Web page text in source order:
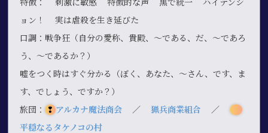
特徴： 刺激に敏感 特徴的な声 黒で統一 ハイテンシ
ョン！ 実は虐殺を生き延びた
口調：戦争狂（自分の愛称、貴殿、～である、だ、～であろ
う、～であるか？）
嘘をつく時はすぐ分かる（ぼく、あなた、～さん、です、ま
す、でしょう、ですか？）
旅団： ❢ アルカナ魔法商会 ／猟兵商業組合 ／
平穏なるタケノコの村